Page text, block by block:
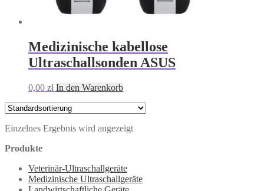
Medizinische kabellose
Ultraschallsonden ASUS
0,00 zł In den Warenkorb
Einzelnes Ergebnis wird angezeigt
Produkte
Veterinär-Ultraschallgeräte
Medizinische Ultraschallgeräte